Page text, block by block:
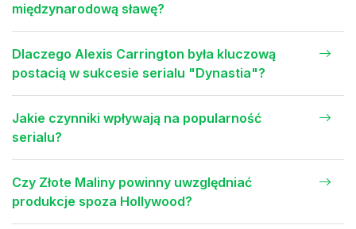
międzynarodową sławę?
Dlaczego Alexis Carrington była kluczową
postacią w sukcesie serialu "Dynastia"?
Jakie czynniki wpływają na popularność
serialu?
Czy Złote Maliny powinny uwzględniać
produkcje spoza Hollywood?